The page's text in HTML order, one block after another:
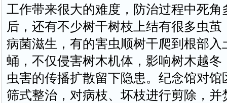
工作带来很大的难度，防治过程中死角
后，还有不少树干树枝上结有很多虫茧
病菌滋生，有的害虫顺树干爬到根部入
蛹，不仅侵害树木机体，影响树木越冬
虫害的传播扩散留下隐患。纪念馆对馆
筛式整治，对病枝、坏枝进行剪除，并